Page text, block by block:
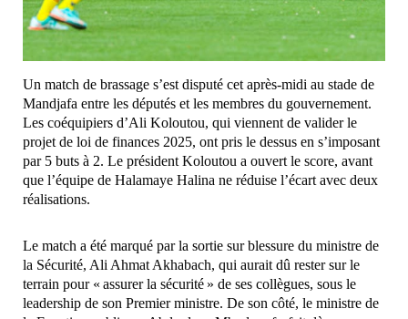
Un match de brassage s’est disputé cet après-midi au stade de
Mandjafa entre les députés et les membres du gouvernement.
Les coéquipiers d’Ali Koloutou, qui viennent de valider le
projet de loi de finances 2025, ont pris le dessus en s’imposant
par 5 buts à 2. Le président Koloutou a ouvert le score, avant
que l’équipe de Halamaye Halina ne réduise l’écart avec deux
réalisations.
Le match a été marqué par la sortie sur blessure du ministre de
la Sécurité, Ali Ahmat Akhabach, qui aurait dû rester sur le
terrain pour « assurer la sécurité » de ses collègues, sous le
leadership de son Premier ministre. De son côté, le ministre de